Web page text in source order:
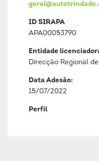
ID SIRAPA
APA00053790
Entidade
Direcção Regional
Data Adesão:
15/07/2022
Perfil